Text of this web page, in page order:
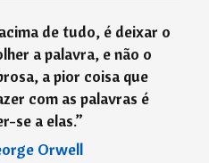
de tudo, é deixar o
a palavra, e não o
a pior coisa que
com as palavras é
se a elas.”
Orwell